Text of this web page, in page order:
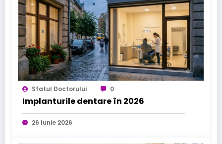
Sfatul Doctorului 0
Implanturile dentare în 2026
26 Iunie 2026